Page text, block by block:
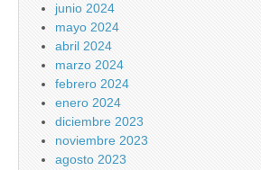
junio 2024
mayo 2024
abril 2024
marzo 2024
febrero 2024
enero 2024
diciembre 2023
noviembre 2023
agosto 2023